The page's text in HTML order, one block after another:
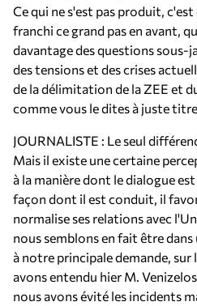
Ce qui ne s'est pas produit, c'est
franchi ce grand pas en avant,
davantage des questions sous-
des tensions et des crises
de la délimitation de la ZEE et
comme vous le dites à juste
JOURNALISTE : Le seul
Mais il existe une certaine
à la manière dont le dialogue
façon dont il est conduit, il
normalise ses relations avec
nous semblons en fait être
à notre principale demande,
avons entendu hier M.
nous avons évité les incidents